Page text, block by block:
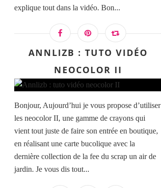
explique tout dans la vidéo. Bon...
ANNLIZB : TUTO VIDÉO
NEOCOLOR II
Bonjour, Aujourd’hui je vous propose d’utiliser
les neocolor II, une gamme de crayons qui
vient tout juste de faire son entrée en boutique,
en réalisant une carte bucolique avec la
dernière collection de la fee du scrap un air de
jardin. Je vous dis tout...